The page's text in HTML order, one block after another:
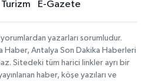
Turizm E-Gazete
yazarları sorumludur.
Haber, Antalya Son Dakika Haberleri
Sitedeki tüm harici linkler ayrı bir
haber, köşe yazıları ve